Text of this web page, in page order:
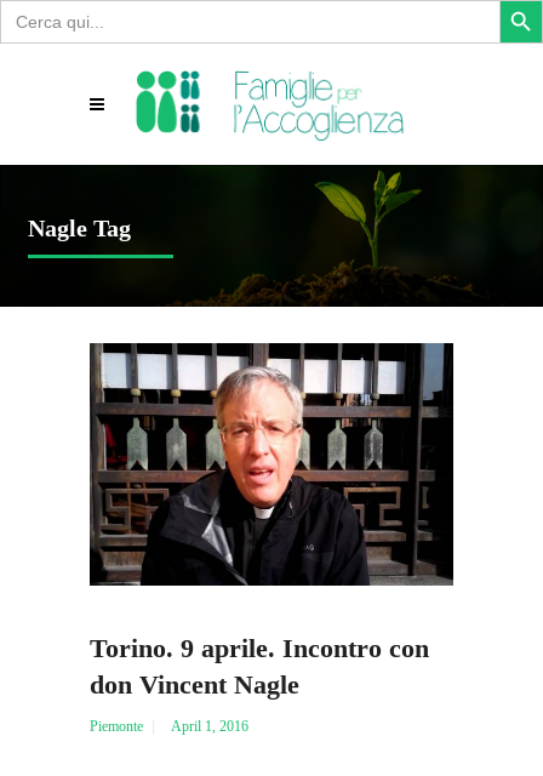
Search
for:
Nagle Tag
Torino. 9 aprile. Incontro con
don Vincent Nagle
Piemonte April 1, 2016